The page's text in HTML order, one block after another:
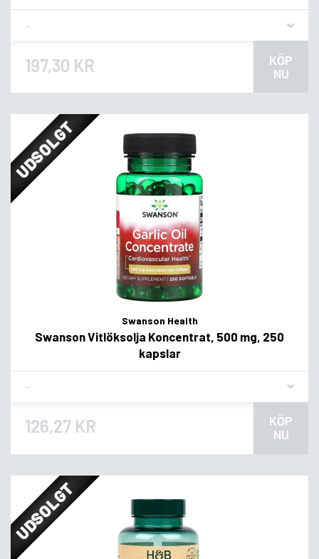
197,30 KR
KÖP
NU
UDSOLGT
Swanson Health
Swanson Vitlöksolja Koncentrat, 500 mg, 250
kapslar
126,27 KR
KÖP
NU
UDSOLGT